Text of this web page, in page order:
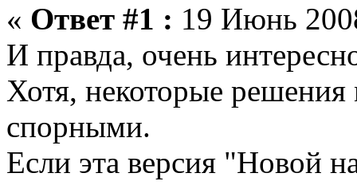
« Ответ #1 : 19 Июнь
И правда, очень
Хотя, некоторые решения
спорными.
Если эта версия "Новой